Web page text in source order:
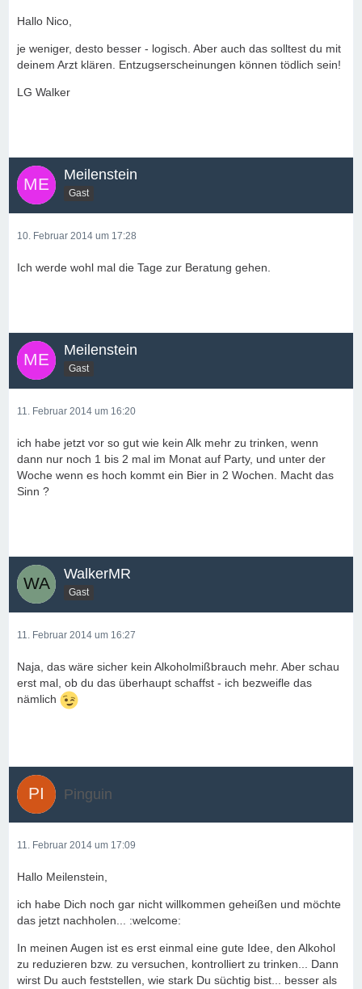
Hallo Nico,
je weniger, desto besser - logisch. Aber auch das solltest du mit
deinem Arzt klären. Entzugserscheinungen können tödlich sein!
LG Walker
Meilenstein
Gast
10. Februar 2014 um 17:28
Ich werde wohl mal die Tage zur Beratung gehen.
Meilenstein
Gast
11. Februar 2014 um 16:20
ich habe jetzt vor so gut wie kein Alk mehr zu trinken, wenn
dann nur noch 1 bis 2 mal im Monat auf Party, und unter der
Woche wenn es hoch kommt ein Bier in 2 Wochen. Macht das
Sinn ?
WalkerMR
Gast
11. Februar 2014 um 16:27
Naja, das wäre sicher kein Alkoholmißbrauch mehr. Aber schau
erst mal, ob du das überhaupt schaffst - ich bezweifle das
nämlich
Pinguin
11. Februar 2014 um 17:09
Hallo Meilenstein,
ich habe Dich noch gar nicht willkommen geheißen und möchte
das jetzt nachholen... :welcome:
In meinen Augen ist es erst einmal eine gute Idee, den Alkohol
zu reduzieren bzw. zu versuchen, kontrolliert zu trinken... Dann
wirst Du auch feststellen, wie stark Du süchtig bist... besser als